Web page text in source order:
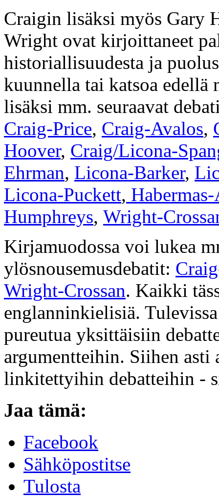
Craigin lisäksi myös Gary
Wright ovat kirjoittaneet
historiallisuudesta ja
kuunnella tai katsoa
lisäksi mm. seuraavat
Craig-Price, Craig-Avalos,
Hoover, Craig/Licona-
Ehrman, Licona-Barker,
Licona-Puckett,
Humphreys, Wright-
Kirjamuodossa voi lukea
ylösnousemusdebatit:
Wright-Crossan. Kaikki
englanninkielisiä.
pureutua yksittäisiin
argumentteihin. Siihen
linkitettyihin debatteihin -
Jaa tämä:
Facebook
Sähköpostitse
Tulosta